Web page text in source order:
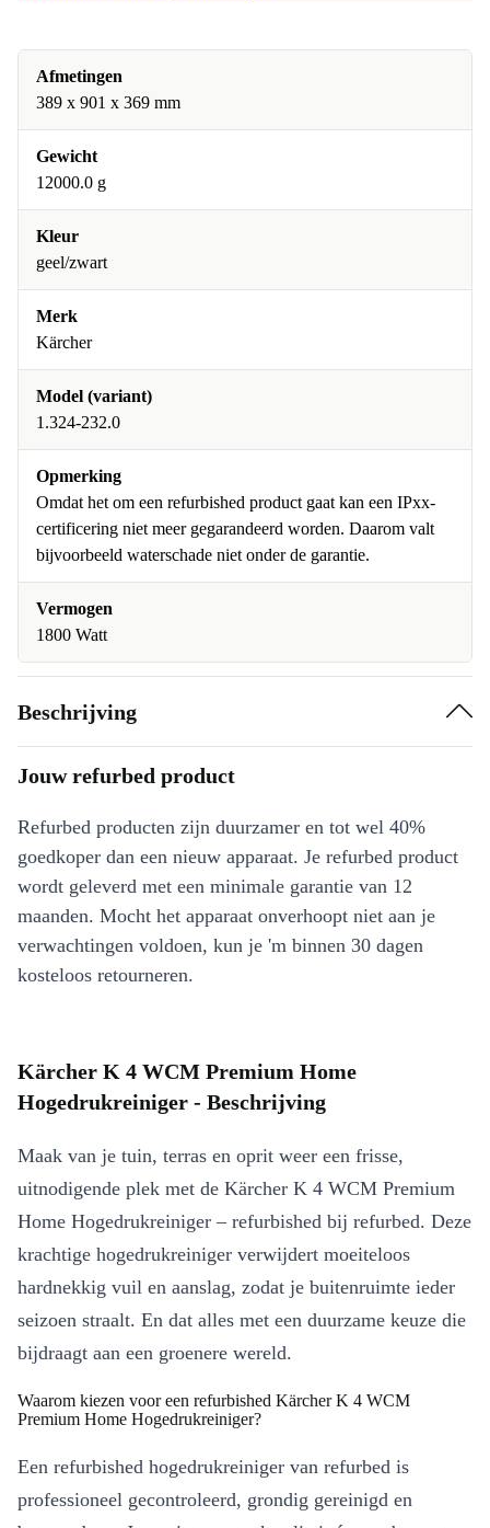
Afmetingen
389 x 901 x 369 mm
Gewicht
12000.0 g
Kleur
geel/zwart
Merk
Kärcher
Model (variant)
1.324-232.0
Opmerking
Omdat het om een refurbished product gaat kan een IPxx-
certificering niet meer gegarandeerd worden. Daarom valt
bijvoorbeeld waterschade niet onder de garantie.
Vermogen
1800 Watt
Beschrijving
Jouw refurbed product
Refurbed producten zijn duurzamer en tot wel 40%
goedkoper dan een nieuw apparaat. Je refurbed product
wordt geleverd met een minimale garantie van 12
maanden. Mocht het apparaat onverhoopt niet aan je
verwachtingen voldoen, kun je 'm binnen 30 dagen
kosteloos retourneren.
Kärcher K 4 WCM Premium Home
Hogedrukreiniger - Beschrijving
Maak van je tuin, terras en oprit weer een frisse,
uitnodigende plek met de Kärcher K 4 WCM Premium
Home Hogedrukreiniger – refurbished bij refurbed. Deze
krachtige hogedrukreiniger verwijdert moeiteloos
hardnekkig vuil en aanslag, zodat je buitenruimte ieder
seizoen straalt. En dat alles met een duurzame keuze die
bijdraagt aan een groenere wereld.
Waarom kiezen voor een refurbished Kärcher K 4 WCM
Premium Home Hogedrukreiniger?
Een refurbished hogedrukreiniger van refurbed is
professioneel gecontroleerd, grondig gereinigd en